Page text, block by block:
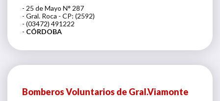
- 25 de Mayo N° 287
- Gral. Roca - CP: (2592)
- (03472) 491222
- CÓRDOBA
Bomberos Voluntarios de Gral.Viamonte